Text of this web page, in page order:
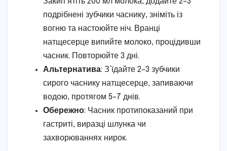
подрібнені зубчики часнику, зніміть із
вогню та настоюйте ніч. Вранці
натщесерце випийте молоко, процідивши
часник. Повторюйте 3 дні.
Альтернатива: З’їдайте 2–3 зубчики
сирого часнику натщесерце, запиваючи
водою, протягом 5–7 днів.
Обережно: Часник протипоказаний при
гастриті, виразці шлунка чи
захворюваннях нирок.